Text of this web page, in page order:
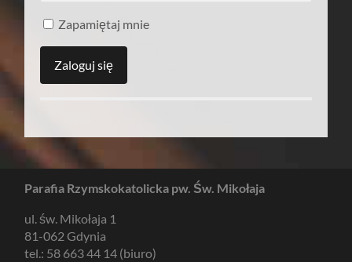
Zapamiętaj mnie
Parafia Rzymskokatolicka pw. Św. Mikołaja
ul. św. Mikołaja 1
81-062 Gdynia
tel.: 58 663 44 14 (biuro)